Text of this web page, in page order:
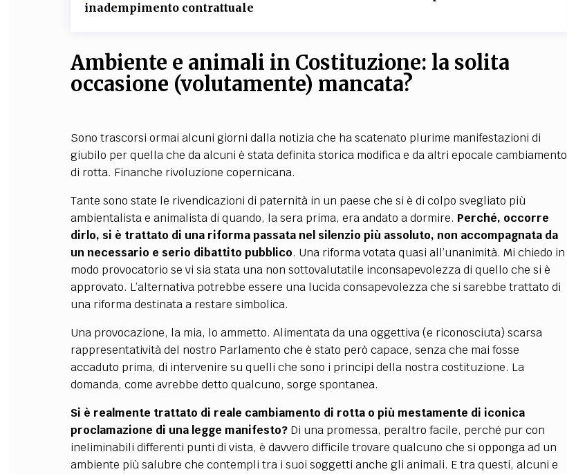
inadempimento contrattuale
Ambiente e animali in Costituzione: la solita
occasione (volutamente) mancata?
Sono trascorsi ormai alcuni giorni dalla notizia che ha scatenato plurime manifestazioni di
giubilo per quella che da alcuni è stata definita storica modifica e da altri epocale cambiamento
di rotta. Finanche rivoluzione copernicana.
Tante sono state le rivendicazioni di paternità in un paese che si è di colpo svegliato più
ambientalista e animalista di quando, la sera prima, era andato a dormire. Perché, occorre
dirlo, si è trattato di una riforma passata nel silenzio più assoluto, non accompagnata da
un necessario e serio dibattito pubblico. Una riforma votata quasi all’unanimità. Mi chiedo in
modo provocatorio se vi sia stata una non sottovalutatile inconsapevolezza di quello che si è
approvato. L’alternativa potrebbe essere una lucida consapevolezza che si sarebbe trattato di
una riforma destinata a restare simbolica.
Una provocazione, la mia, lo ammetto. Alimentata da una oggettiva (e riconosciuta) scarsa
rappresentatività del nostro Parlamento che è stato però capace, senza che mai fosse
accaduto prima, di intervenire su quelli che sono i principi della nostra costituzione. La
domanda, come avrebbe detto qualcuno, sorge spontanea.
Si è realmente trattato di reale cambiamento di rotta o più mestamente di iconica
proclamazione di una legge manifesto?Di una promessa, peraltro facile, perché pur con
ineliminabili differenti punti di vista, è davvero difficile trovare qualcuno che si opponga ad un
ambiente più salubre che contempli tra i suoi soggetti anche gli animali. E tra questi, alcuni e